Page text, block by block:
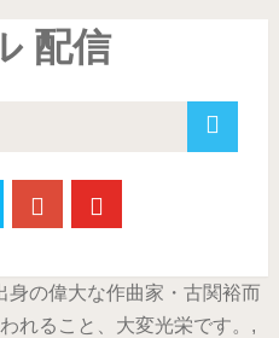
配信
の偉大な作曲家・古関裕而
れること、大変光栄です。,